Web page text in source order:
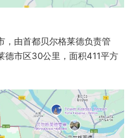
，由首都贝尔格莱德负责管
德市区30公里，面积411平方